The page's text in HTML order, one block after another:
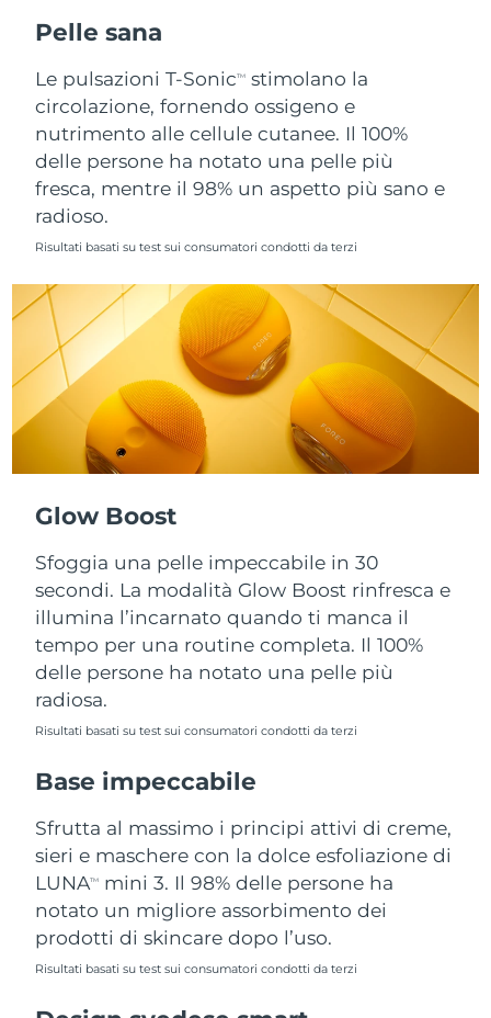
Pelle sana
Le pulsazioni T-SonicTM
stimolano la
circolazione, fornendo ossigeno e
nutrimento alle cellule cutanee. Il 100%
delle persone ha notato una pelle più
fresca, mentre il 98% un aspetto più sano e
radioso.
Risultati basati su test sui consumatori condotti da terzi
Glow Boost
Sfoggia una pelle impeccabile in 30
secondi. La modalità Glow Boost rinfresca e
illumina l’incarnato quando ti manca il
tempo per una routine completa. Il 100%
delle persone ha notato una pelle più
radiosa.
Risultati basati su test sui consumatori condotti da terzi
Base impeccabile
Sfrutta al massimo i principi attivi di creme,
sieri e maschere con la dolce esfoliazione di
LUNATM
mini 3. Il 98% delle persone ha
notato un migliore assorbimento dei
prodotti di skincare dopo l’uso.
Risultati basati su test sui consumatori condotti da terzi
Slovacchia
Slovenia Consegna stimata
Sudafrica
Corea del Sud Consegna stimata 11/08/2026
Spagna Consegna stimata
Svezia Consegna stimata
Svizzera Consegna stimata 09/08/2026
Taiwan Consegna stimata14/08/2026
Thailandia Consegna stimata 13/08/2026
Turchia
Emirati Arabi Uniti Consegna stimata10/08/2026
Regno Unito Consegna stimata09/08/2026
Stati Uniti Consegna stimata 10/08/2026
Vietnam